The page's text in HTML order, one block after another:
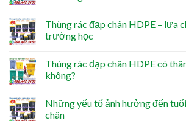
Thùng rác đạp chân HDPE – lựa
trường học
Thùng rác đạp chân HDPE có
không?
Những yếu tố ảnh hưởng đến
chân